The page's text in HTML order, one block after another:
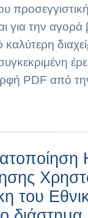
για την αγορά
PDF από
του